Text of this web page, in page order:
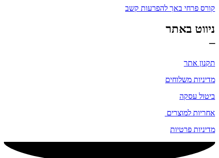
קורס פרחי באך להפרעות קשב
ניווט באתר
–
תקנון אתר
מדיניות משלוחים
ביטול עסקה
אחריות למוצרים
מדיניות פרטיות